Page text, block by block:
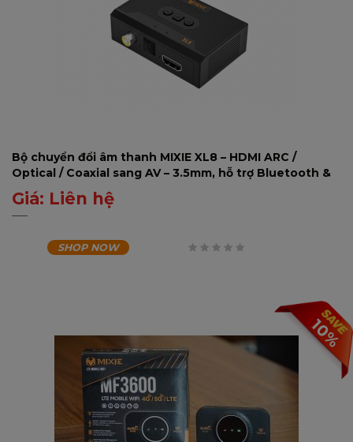
Bộ chuyển đổi âm thanh MIXIE XL8 – HDMI ARC /
Optical / Coaxial sang AV – 3.5mm, hỗ trợ Bluetooth &
USB
Giá: Liên hệ
0₫
SHOP NOW
10%